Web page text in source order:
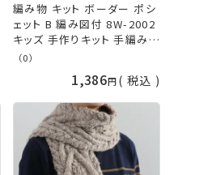
編み物 キット ボーダー ポシ
ェット B 編み図付 8W-2002
キッズ 手作りキット 手編みキ
ット かぎ針 編み かぎ針編み
編み 手作り 手芸 毛糸 青 ブ
ルー やわらかラム 横田 ダル
マ daruma 手芸の山久
（0）
1,386 税込